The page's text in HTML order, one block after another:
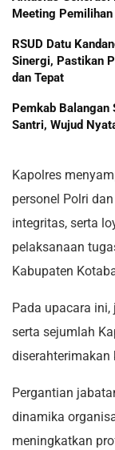
Meeting
RSUD Datu
Sinergi, Pastikan
dan Tepat
Pemkab
Santri, Wujud
Kapolres
personel Polri
integritas, serta
pelaksanaan
Kabupaten
Pada upacara
serta sejumlah
diserahterimakan
Pergantian
dinamika
meningkatkan